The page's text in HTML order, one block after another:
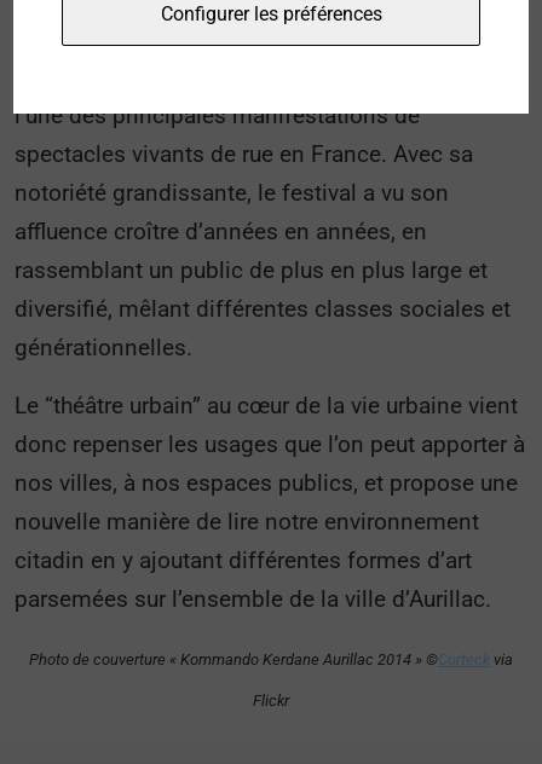
Cet événement, qui connaît aujourd’hui un
l’une des principales manifestations de
spectacles vivants de rue en France. Avec sa
notoriété grandissante, le festival a vu son
affluence croître d’années en années, en
rassemblant un public de plus en plus large et
diversifié, mêlant différentes classes sociales et
générationnelles.
Le “théâtre urbain” au cœur de la vie urbaine vient
donc repenser les usages que l’on peut apporter à
nos villes, à nos espaces publics, et propose une
nouvelle manière de lire notre environnement
citadin en y ajoutant différentes formes d’art
parsemées sur l’ensemble de la ville d’Aurillac.
Photo de couverture « Kommando Kerdane Aurillac 2014 » ©Corteck via
Flickr
Configurer les préférences